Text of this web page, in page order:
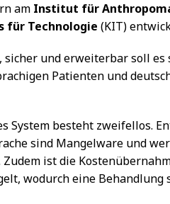
am Institut für
für Technologie (KIT)
und erweiterbar soll es
Patienten und
System besteht zweifellos.
sind Mangelware und
ist die
wodurch eine